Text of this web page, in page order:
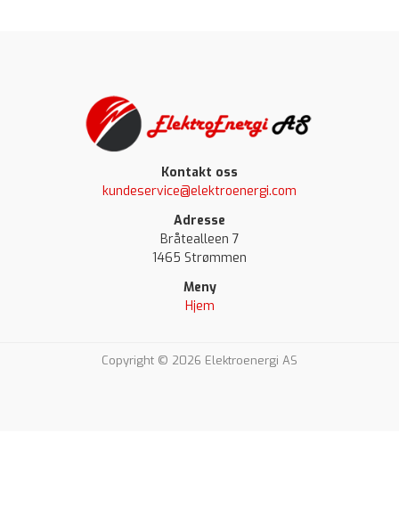
Kontakt oss
kundeservice@elektroenergi.com
Adresse
Bråtealleen 7
1465 Strømmen
Meny
Hjem
Copyright © 2026 Elektroenergi AS